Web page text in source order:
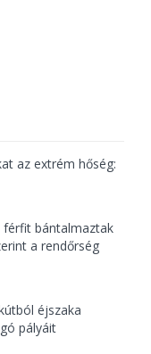
az extrém hőség:
férfit bántalmaztak
a rendőrség
éjszaka
pályáit